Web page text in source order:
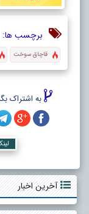
برچسب ها:
قاچاق سوخت
به اشتراک
آخرین اخبار